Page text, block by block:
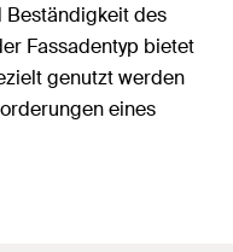
Beständigkeit des
Fassadentyp bietet
genutzt werden
eines